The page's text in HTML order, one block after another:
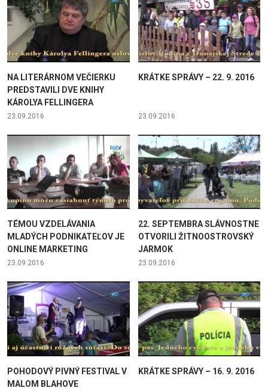
NA LITERÁRNOM VEČIERKU
PREDSTAVILI DVE KNIHY
KÁROLYA FELLINGERA
23.09.2016
KRÁTKE SPRÁVY – 22. 9. 2016
23.09.2016
TÉMOU VZDELÁVANIA
MLADÝCH PODNIKATEĽOV JE
ONLINE MARKETING
23.09.2016
22. SEPTEMBRA SLÁVNOSTNE
OTVORILI ŽITNOOSTROVSKÝ
JARMOK
23.09.2016
POHODOVÝ PIVNÝ FESTIVAL V
MALOM BLAHOVE
KRÁTKE SPRÁVY – 16. 9. 2016